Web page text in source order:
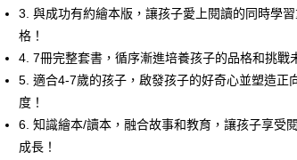
4.訂單成立30分鐘內，如未前往確認交易或遇審核未通過，訂
消。如遇「轉專審核」未通過狀況，表示未達大哥付你分期系
無法說明評估內容。
【繳款方式說明】
1.分期款項不併入電信帳單，「大哥付你分期」於每月結算日
醒簡訊。
2.透過簡訊連結打開帳單後，可選擇「超商條碼／台灣大直營
帳／街口支付／iPASS MONEY」等通路繳費。
便利好安心！
１．簡單：不需註冊會員、不需綁卡、不需儲值。
２．便利：只要手機號碼，簡訊認證，即可結帳。
３．安心：先確認商品／服務後，再付款。
【「AFTEE先享後付」結帳流程】
１．於結帳方式選擇「AFTEE先享後付」後，將跳轉至「
付」結帳頁面，進行簡訊認證並確認金額後，即可完成結帳。
３．收到繳費通知簡訊後14天內，點擊此簡訊中的連結，可
運送方式
付款後全家取貨｜8/8-8/14運費優惠，結帳滿499即
每筆NT$70，滿NT$499(含以上)免運費
3. 與成功有約繪本版，讓孩子愛上閱讀的同時學
格！
4. 7冊完整套書，循序漸進培養孩子的品格和挑戰
5. 適合4-7歲的孩子，啟發孩子的好奇心並塑造正
度！
6. 知識繪本/讀本，融合故事和教育，讓孩子享受
成長！